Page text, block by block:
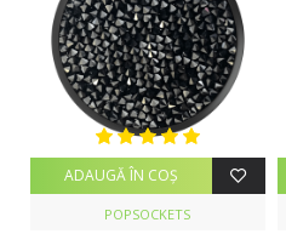
POPSOCKETS
ADAUGĂ ÎN COŞ